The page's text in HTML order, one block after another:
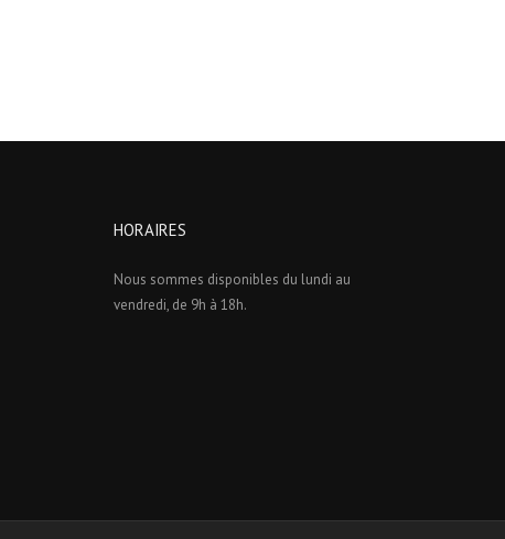
HORAIRES
Nous sommes disponibles du lundi au
vendredi, de 9h à 18h.